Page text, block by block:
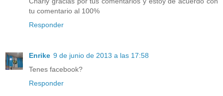
tu comentario al 100%
Responder
Enrike 9 de junio de 2013 a las 17:58
Tenes facebook?
Responder